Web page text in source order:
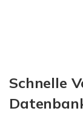
Schnelle